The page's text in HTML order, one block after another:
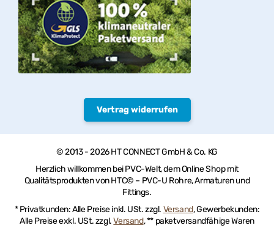
Vertrag widerrufen
© 2013 - 2026 HT CONNECT GmbH & Co. KG
Herzlich willkommen bei PVC-Welt, dem Online Shop mit
Qualitätsprodukten von HTC© – PVC-U Rohre, Armaturen und
Fittings.
* Privatkunden: Alle Preise inkl. USt. zzgl. Versand, Gewerbekunden:
Alle Preise exkl. USt. zzgl.Versand, ** paketversandfähige Waren